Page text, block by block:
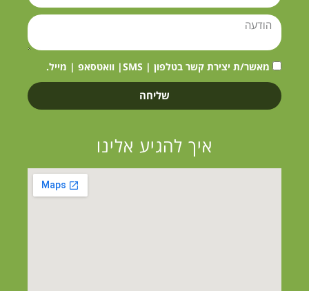
מאשר/ת יצירת קשר בטלפון | SMS| וואטסאפ | מייל.
שליחה
איך להגיע אלינו